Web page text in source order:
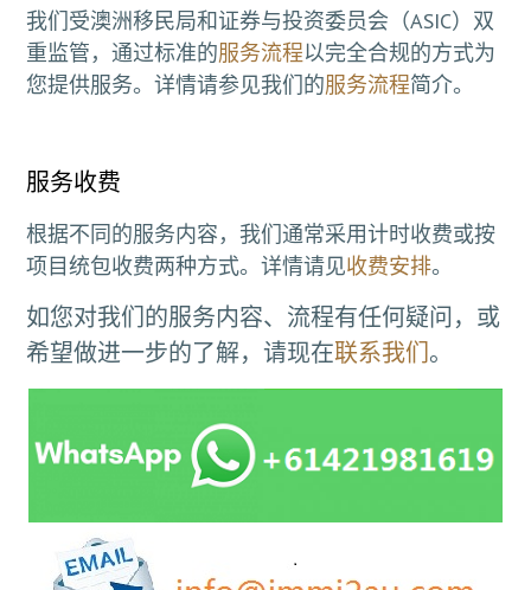
我们受澳洲移民局和证券与投资委员会（ASIC）双
重监管，通过标准的服务流程以完全合规的方式为
您提供服务。详情请参见我们的服务流程简介。
服务收费
根据不同的服务内容，我们通常采用计时收费或按
项目统包收费两种方式。详情请见收费安排。
如您对我们的服务内容、流程有任何疑问，或
希望做进一步的了解，请现在联系我们。